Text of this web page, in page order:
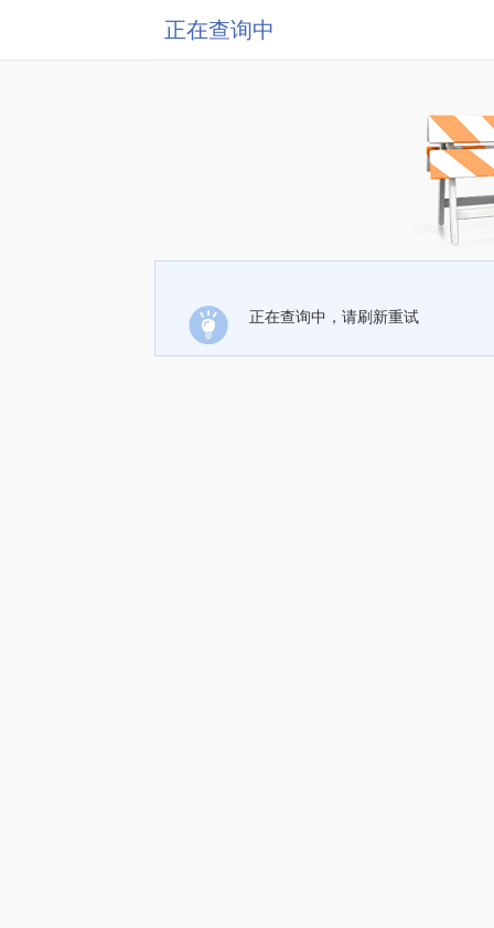
正在查询中
正在查询中，请刷新重试